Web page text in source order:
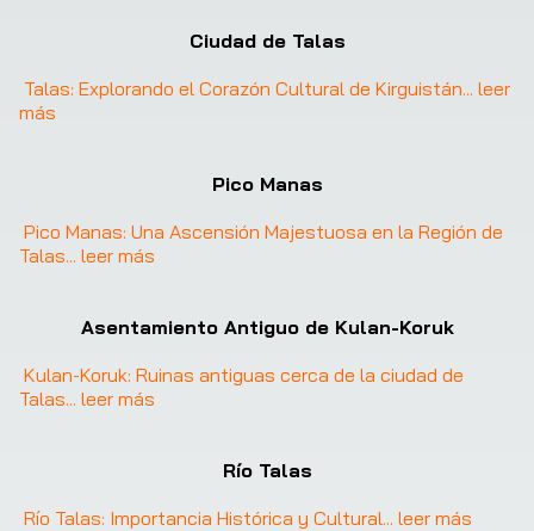
Ciudad de Talas
Talas: Explorando el Corazón Cultural de Kirguistán... leer
más
Pico Manas
Pico Manas: Una Ascensión Majestuosa en la Región de
Talas... leer más
Asentamiento Antiguo de Kulan-Koruk
Kulan-Koruk: Ruinas antiguas cerca de la ciudad de
Talas... leer más
Río Talas
Río Talas: Importancia Histórica y Cultural... leer más